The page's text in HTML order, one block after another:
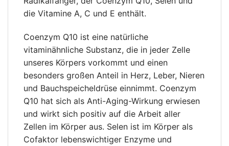
die Vitamine A, C und E enthält.
Coenzym Q10 ist eine natürliche
vitaminähnliche Substanz, die in jeder Zelle
unseres Körpers vorkommt und einen
besonders großen Anteil in Herz, Leber, Nieren
und Bauchspeicheldrüse einnimmt. Coenzym
Q10 hat sich als Anti-Aging-Wirkung erwiesen
und wirkt sich positiv auf die Arbeit aller
Zellen im Körper aus. Selen ist im Körper als
Cofaktor lebenswichtiger Enzyme und